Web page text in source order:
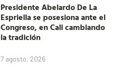
Presidente Abelardo De La
Espriella se posesiona ante el
Congreso, en Cali cambiando
la tradición
7 agosto, 2026